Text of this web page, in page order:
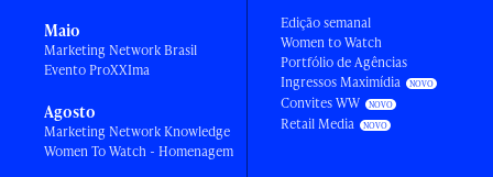
Maio
Marketing Network Brasil
Evento ProXXIma
Agosto
Marketing Network Knowledge
Women To Watch - Homenagem
Edição semanal
Women to Watch
Portfólio de Agências
Ingressos Maximídia
Convites WW
Retail Media